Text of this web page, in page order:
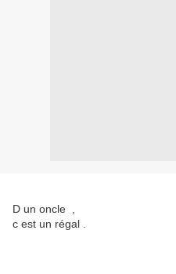
D un oncle ,
c est un régal .